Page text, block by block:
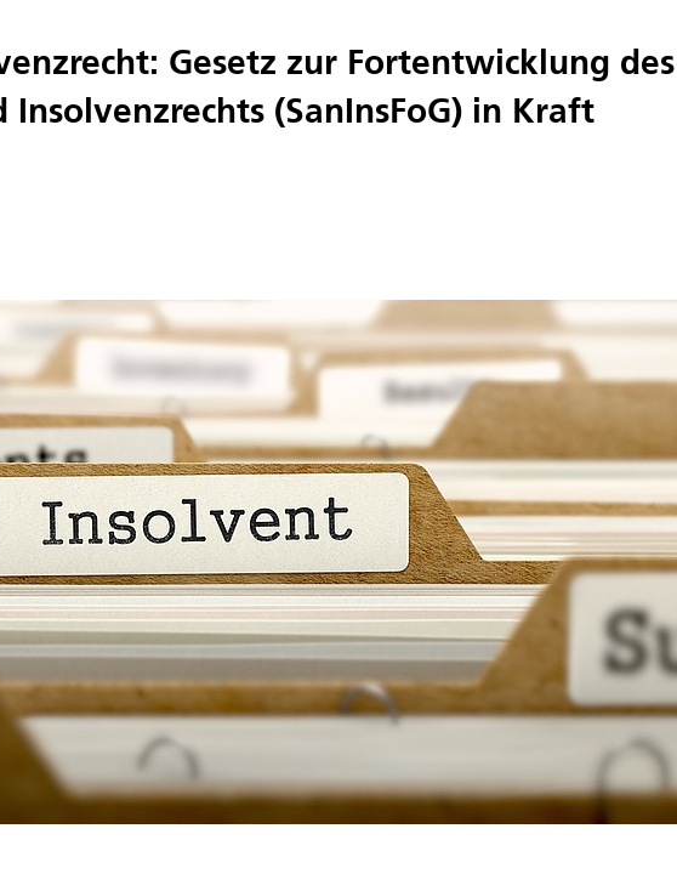
Gesetz zur Fortentwicklung des
Insolvenzrechts (SanInsFoG) in Kraft